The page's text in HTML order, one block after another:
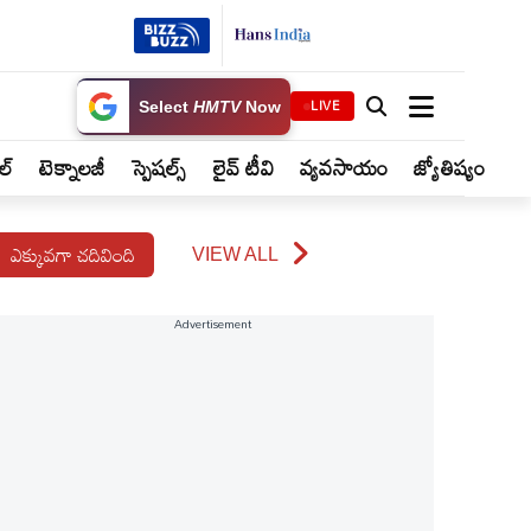
Select HMTVNow LIVE
టెక్నాలజీ స్పెషల్స్ లైవ్ టీవి వ్యవసాయం జ్యోతిష్యం
ఎక్కువగా చదివింది VIEW ALL
Advertisement